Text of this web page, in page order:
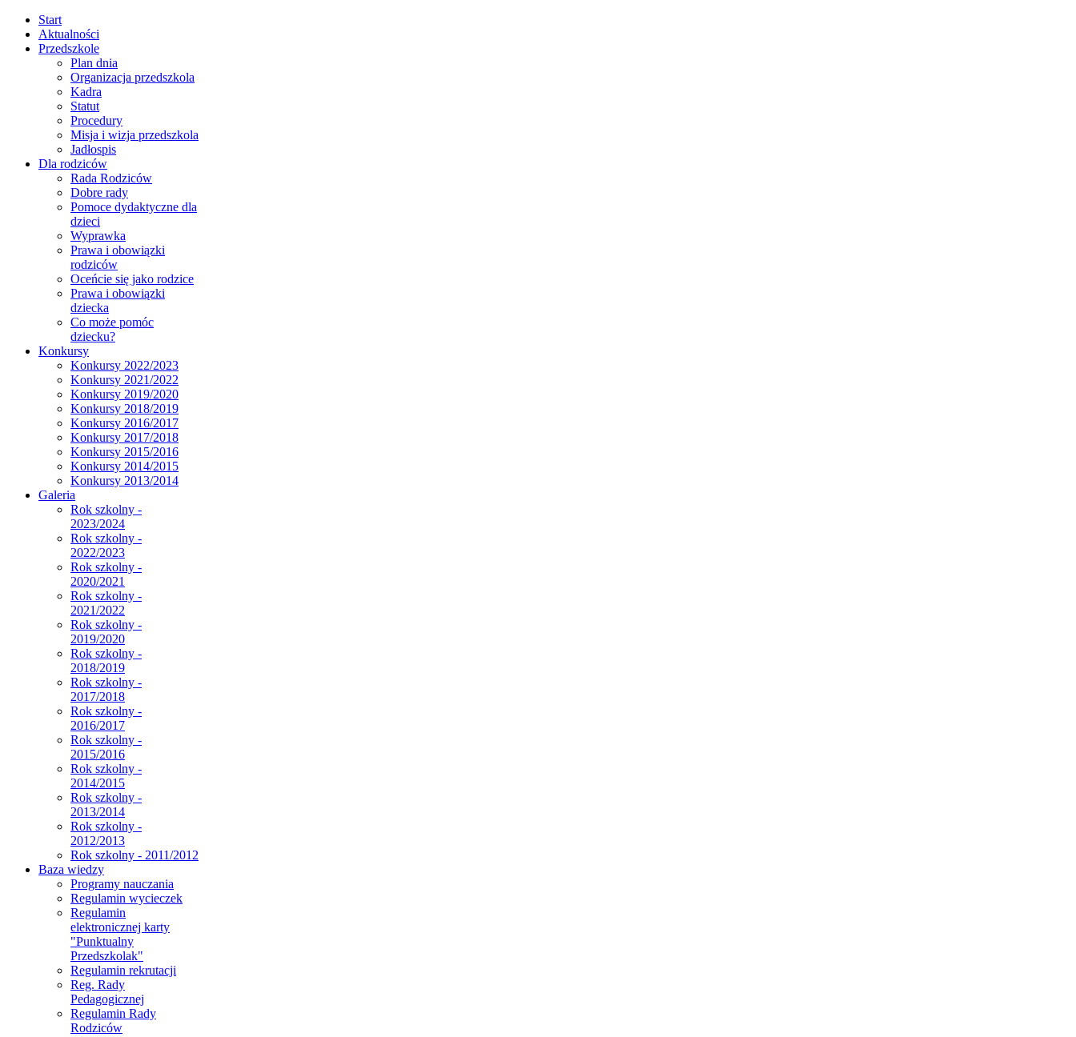
Start
Aktualności
Przedszkole
Plan dnia
Organizacja przedszkola
Kadra
Statut
Procedury
Misja i wizja przedszkola
Jadłospis
Dla rodziców
Rada Rodziców
Dobre rady
Pomoce dydaktyczne dla
dzieci
Wyprawka
Prawa i obowiązki
rodziców
Oceńcie się jako rodzice
Prawa i obowiązki
dziecka
Co może pomóc
dziecku?
Konkursy
Konkursy 2022/2023
Konkursy 2021/2022
Konkursy 2019/2020
Konkursy 2018/2019
Konkursy 2016/2017
Konkursy 2017/2018
Konkursy 2015/2016
Konkursy 2014/2015
Konkursy 2013/2014
Galeria
Rok szkolny -
2023/2024
Rok szkolny -
2022/2023
Rok szkolny -
2020/2021
Rok szkolny -
2021/2022
Rok szkolny -
2019/2020
Rok szkolny -
2018/2019
Rok szkolny -
2017/2018
Rok szkolny -
2016/2017
Rok szkolny -
2015/2016
Rok szkolny -
2014/2015
Rok szkolny -
2013/2014
Rok szkolny -
2012/2013
Rok szkolny - 2011/2012
Baza wiedzy
Programy nauczania
Regulamin wycieczek
Regulamin
elektronicznej karty
"Punktualny
Przedszkolak"
Regulamin rekrutacji
Reg. Rady
Pedagogicznej
Regulamin Rady
Rodziców